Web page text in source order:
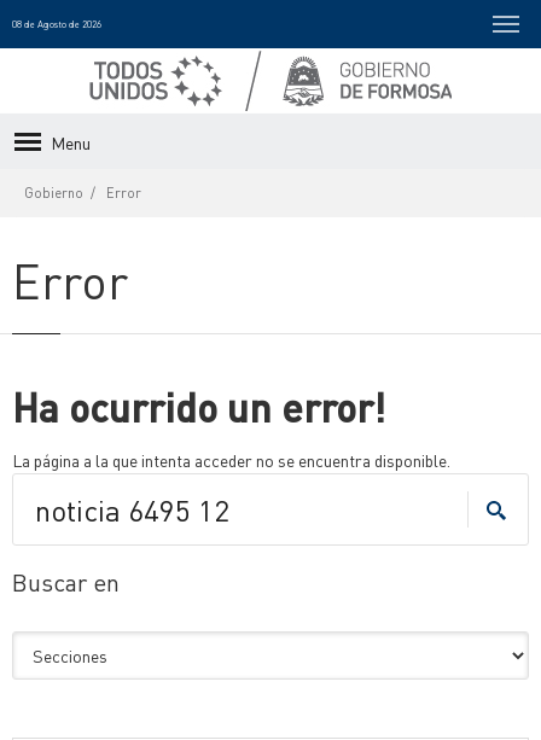
08 de Agosto de 2026
Menu
Gobierno Error
Error
Ha ocurrido un error!
La página a la que intenta acceder no se encuentra disponible.
Buscar en